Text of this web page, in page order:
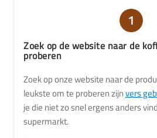
1
Zoek op de website naar de
proberen
Zoek op onze website naar de
leukste om te proberen zijnvers
je die niet zo snel ergens anders
supermarkt.